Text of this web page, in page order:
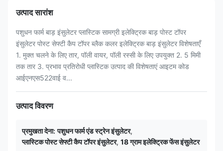
उत्पाद सारांश
पशुधन फार्म बाड़ इंसुलेटर प्लास्टिक सामग्री इलेक्ट्रिक बाड़ पोस्ट टॉपर
इंसुलेटर पोस्ट सेफ्टी कैप टॉपर ब्लैक कलर इलेक्ट्रिक बाड़ इंसुलेटर विशेषताएँ
1. मुक्त चलने के लिए तार, पॉली वायर, पॉली रस्सी के लिए उपयुक्त 2. 5 मिमी
तक तार 3. प्रभाव प्रतिरोधी प्लास्टिक उत्पाद की विशेषताएं आइटम कोड
आईएनएस522वाई व...
उत्पाद विवरण
प्रमुखता देना: पशुधन फार्म एंड स्ट्रेन इंसुलेटर,
प्लास्टिक पोस्ट सेफ्टी कैप टॉपर इंसुलेटर, 18 ग्राम इलेक्ट्रिक फेंस इंसुलेटर